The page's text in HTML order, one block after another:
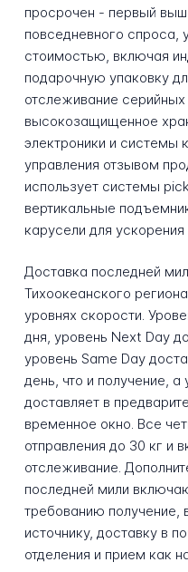
просрочен - первый
повседневного спроса,
стоимостью, включая
подарочную упаковку
отслеживание
высокозащищенное
электроники и системы
управления отзывом
использует системы
вертикальные
карусели для
Доставка последней
Тихоокеанского
уровнях скорости.
дня, уровень Next Day
уровень Same Day
день, что и получение,
доставляет в
временное окно. Все
отправления до 30 кг и
отслеживание.
последней мили
требованию получение,
источнику, доставку в
отделения и прием как